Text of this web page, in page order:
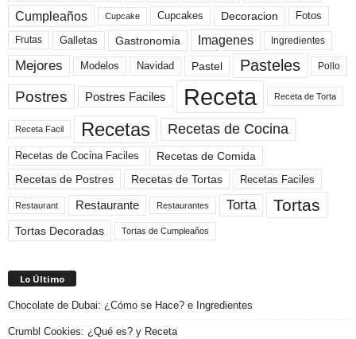
Cumpleaños Cupcake Cupcakes Decoracion Fotos
Frutas Galletas Gastronomia Imagenes Ingredientes
Mejores Modelos Navidad Pastel Pasteles Pollo
Postres Postres Faciles Receta Receta de Torta
Receta Facil Recetas Recetas de Cocina
Recetas de Cocina Faciles
Recetas de Comida
Recetas de Postres
Recetas de Tortas Recetas Faciles
Restaurant Restaurante Restaurantes Torta Tortas
Tortas Decoradas Tortas de Cumpleaños
Lo Último
Chocolate de Dubai: ¿Cómo se Hace? e Ingredientes
Crumbl Cookies: ¿Qué es? y Receta